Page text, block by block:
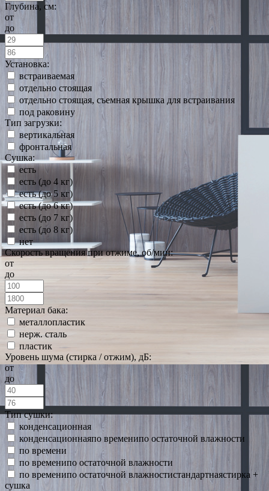
Глубина, см:
от
до
Установка:
встраиваемая
отдельно стоящая
отдельно стоящая, съемная крышка для встраивания
под раковину
Тип загрузки:
вертикальная
фронтальная
Сушка:
есть
есть (до 4 кг)
есть (до 5 кг)
есть (до 6 кг)
есть (до 7 кг)
есть (до 8 кг)
нет
Скорость вращения при отжиме, об/мин:
от
до
Материал бака:
металлопластик
нерж. сталь
пластик
Уровень шума (стирка / отжим), дБ:
от
до
Тип сушки:
конденсационная
конденсационнаяпо временипо остаточной влажности
по времени
по временипо остаточной влажности
по временипо остаточной влажностистандартнаястирка +
сушка